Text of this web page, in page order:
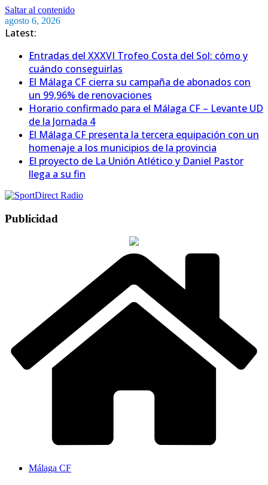
Saltar al contenido
agosto 6, 2026
Latest:
Entradas del XXXVI Trofeo Costa del Sol: cómo y
cuándo conseguirlas
El Málaga CF cierra su campaña de abonados con
un 99,96% de renovaciones
Horario confirmado para el Málaga CF – Levante UD
de la Jornada 4
El Málaga CF presenta la tercera equipación con un
homenaje a los municipios de la provincia
El proyecto de La Unión Atlético y Daniel Pastor
llega a su fin
Publicidad
Málaga CF